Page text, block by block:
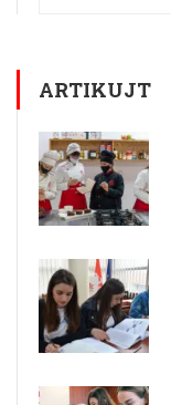
ARTIKUJT